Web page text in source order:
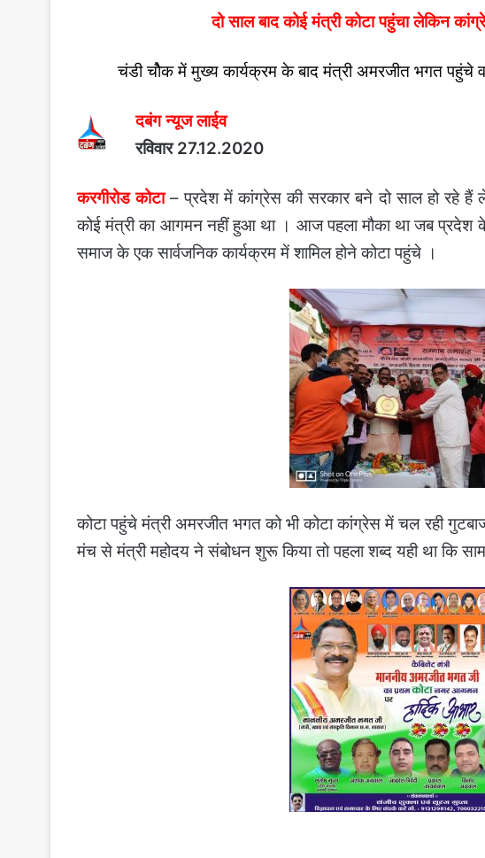
दो साल बाद कोई मंत्री कोटा पहुंचा लेकिन
चंडी चोैक में मुख्य कार्यक्रम के बाद मंत्री अमरजीत भगत पहुंचे
दबंग न्यूज लाईव
रविवार 27.12.2020
करगीरोड कोटा– प्रदेश में कांग्रेस की सरकार बने दो साल हो रहे हैं
कोई मंत्री का आगमन नहीं हुआ था । आज पहला मौका था जब प्रदेश
समाज के एक सार्वजनिक कार्यक्रम में शामिल होने कोटा पहुंचे ।
कोटा पहुंचे मंत्री अमरजीत भगत को भी कोटा कांग्रेस में चल रही
मंच से मंत्री महोदय ने संबोधन शुरू किया तो पहला शब्द यही था कि